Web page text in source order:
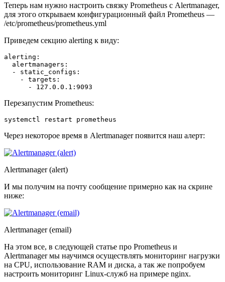
Теперь нам нужно настроить связку Prometheus с Alertmanager,
для этого открываем конфигурационный файл Prometheus —
/etc/prometheus/prometheus.yml
Приведем секцию alerting к виду:
alerting:
  alertmanagers:
  - static_configs:
    - targets:
Перезапустим Prometheus:
Через некоторое время в Alertmanager появится наш алерт:
Alertmanager (alert)
И мы получим на почту сообщение примерно как на скрине
ниже:
Alertmanager (email)
На этом все, в следующей статье про Prometheus и
Alertmanager мы научимся осуществлять мониторинг нагрузки
на CPU, использование RAM и диска, а так же попробуем
настроить мониторинг Linux-служб на примере nginx.